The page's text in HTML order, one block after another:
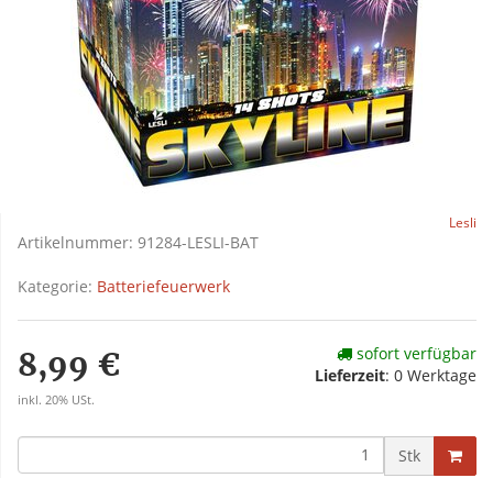
Lesli
Artikelnummer: 91284-LESLI-BAT
Kategorie: Batteriefeuerwerk
8,99 €
inkl. 20% USt.
sofort verfügbar
Lieferzeit: 0 Werktage
Stk